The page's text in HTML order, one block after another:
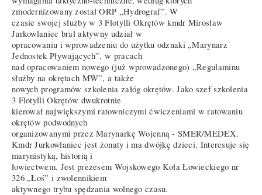
zmodernizowany został ORP „Hydrograf”. W
czasie swojej służby w 3 Flotylli Okrętów kmdr Mirosław
Jurkowlaniec brał aktywny udział w
opracowaniu i wprowadzeniu do użytku odznaki „Marynarz
Jednostek Pływających”, w pracach
nad opracowaniem nowego (już wprowadzonego) „Regulaminu
służby na okrętach MW”, a także
nowych programów szkolenia załóg okrętów. Jako szef szkolenia
3 Flotylli Okrętów dwukrotnie
kierował największymi ratowniczymi ćwiczeniami w ratowaniu
okrętów podwodnych
organizowanymi przez Marynarkę Wojenną - SMER/MEDEX.
Kmdr Jurkowlaniec jest żonaty i ma dwójkę dzieci. Interesuje się
marynistyką, historią i
łowiectwem. Jest prezesem Wojskowego Koła Łowieckiego nr
326 „Łoś” i zwolennikiem
aktywnego trybu spędzania wolnego czasu.